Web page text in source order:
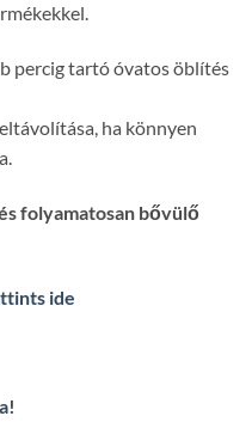
percig tartó óvatos öblítés
ha könnyen
folyamatosan bővülő
ide
!